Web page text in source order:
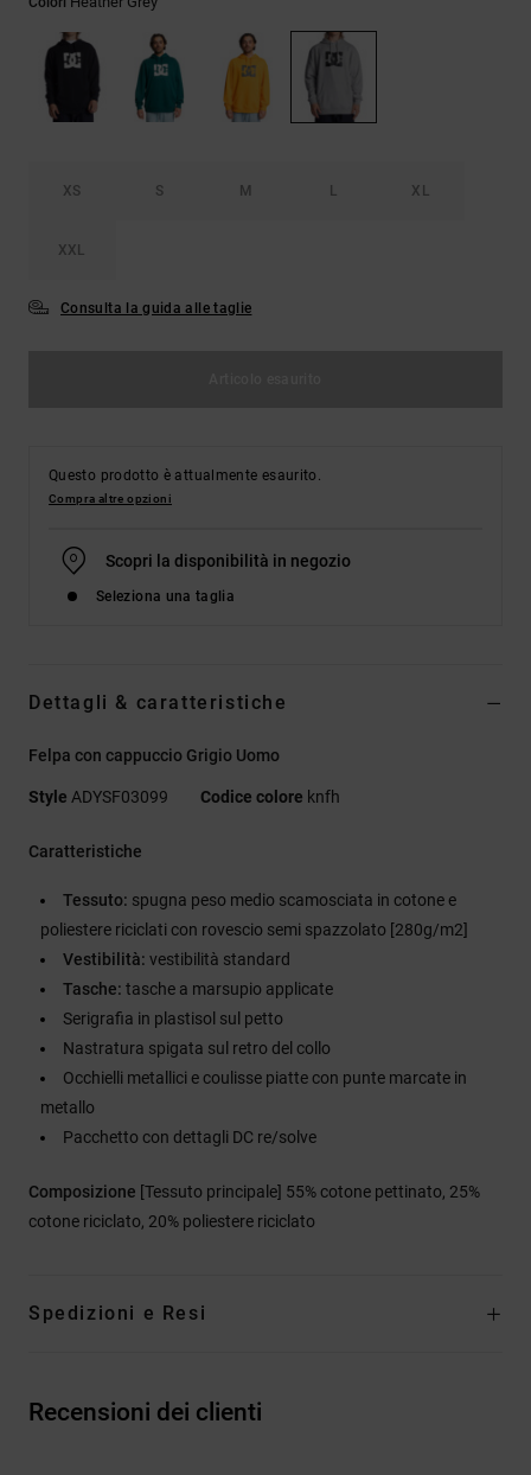
zaini
Cinture e
portamonete
alle
domande
più
frequenti e
accedi al
XS S M L XL
XXL
Consulta la guida alle taglie
Questo prodotto è attualmente esaurito.
Compra altre opzioni
Scopri la disponibilità in negozio
Seleziona una taglia
Dettagli & caratteristiche
Felpa con cappuccio Grigio Uomo
Style ADYSF03099 Codice colore knfh
Caratteristiche
Tessuto: spugna peso medio scamosciata in cotone e
poliestere riciclati con rovescio semi spazzolato [280g/m2]
Vestibilità: vestibilità standard
Tasche: tasche a marsupio applicate
Serigrafia in plastisol sul petto
Nastratura spigata sul retro del collo
Occhielli metallici e coulisse piatte con punte marcate in
metallo
Pacchetto con dettagli DC re/solve
Composizione [Tessuto principale] 55% cotone pettinato, 25%
cotone riciclato, 20% poliestere riciclato
Spedizioni e Resi
Recensioni dei clienti